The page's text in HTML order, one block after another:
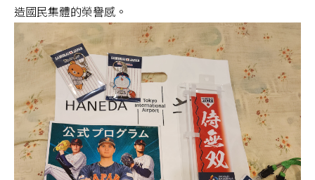
造國民集體的榮譽感。